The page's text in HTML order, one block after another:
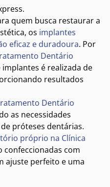
quem busca restaurar a
os implantes
eficaz e duradoura. Por
Dentário
implantes é realizada de
resultados
Dentário
as necessidades
próteses dentárias.
próprio na Clínica
confeccionadas com
ajuste perfeito e uma